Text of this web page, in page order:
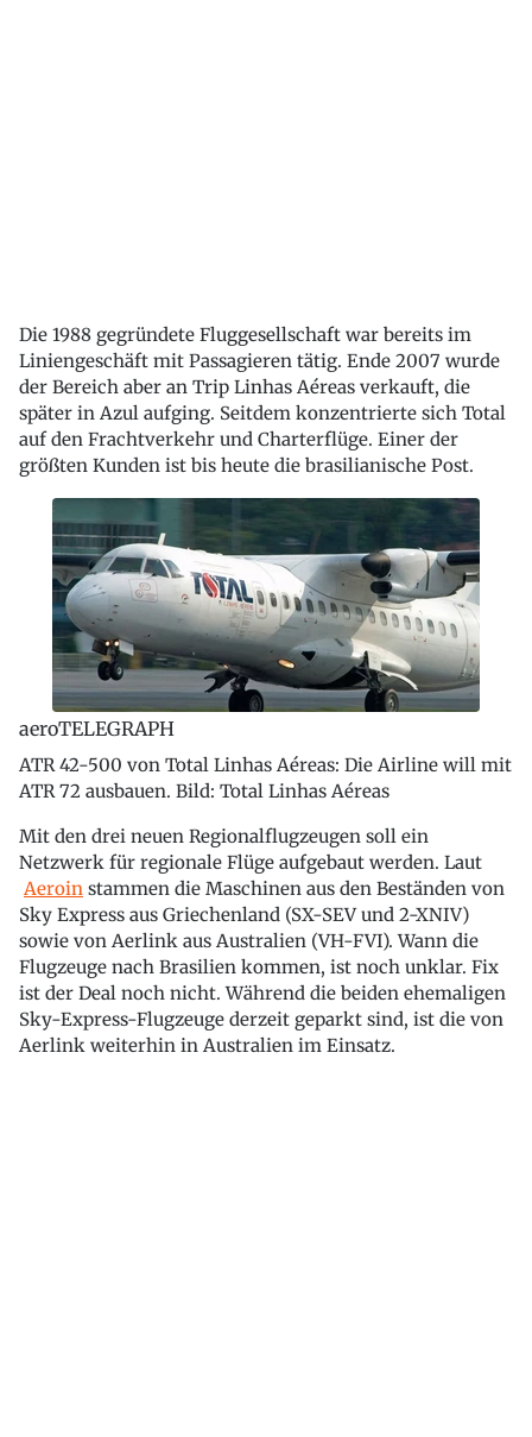
Die 1988 gegründete Fluggesellschaft war bereits im
Liniengeschäft mit Passagieren tätig. Ende 2007 wurde
der Bereich aber an Trip Linhas Aéreas verkauft, die
später in Azul aufging. Seitdem konzentrierte sich Total
auf den Frachtverkehr und Charterflüge. Einer der
größten Kunden ist bis heute die brasilianische Post.
aeroTELEGRAPH
ATR 42-500 von Total Linhas Aéreas: Die Airline will mit
ATR 72 ausbauen. Bild: Total Linhas Aéreas
Mit den drei neuen Regionalflugzeugen soll ein
Netzwerk für regionale Flüge aufgebaut werden. Laut
Aeroin stammen die Maschinen aus den Beständen von
Sky Express aus Griechenland (SX-SEV und 2-XNIV)
sowie von Aerlink aus Australien (VH-FVI). Wann die
Flugzeuge nach Brasilien kommen, ist noch unklar. Fix
ist der Deal noch nicht. Während die beiden ehemaligen
Sky-Express-Flugzeuge derzeit geparkt sind, ist die von
Aerlink weiterhin in Australien im Einsatz.